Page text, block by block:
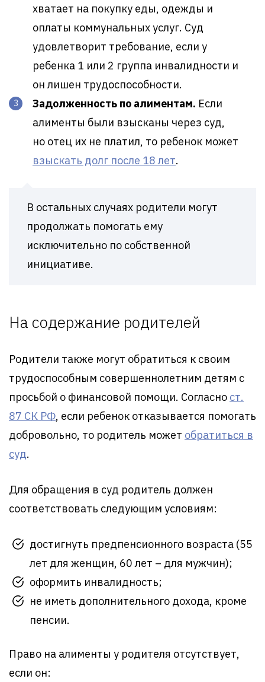
хватает на покупку еды, одежды и
оплаты коммунальных услуг. Суд
удовлетворит требование, если у
ребенка 1 или 2 группа инвалидности и
он лишен трудоспособности.
Задолженность по алиментам. Если
алименты были взысканы через суд,
но отец их не платил, то ребенок может
взыскать долг после 18 лет.
В остальных случаях родители могут
продолжать помогать ему
исключительно по собственной
инициативе.
На содержание родителей
Родители также могут обратиться к своим
трудоспособным совершеннолетним детям с
просьбой о финансовой помощи. Согласно ст.
87 СК РФ, если ребенок отказывается помогать
добровольно, то родитель может обратиться в
суд.
Для обращения в суд родитель должен
соответствовать следующим условиям:
достигнуть предпенсионного возраста (55
лет для женщин, 60 лет – для мужчин);
оформить инвалидность;
не иметь дополнительного дохода, кроме
пенсии.
Право на алименты у родителя отсутствует,
если он: